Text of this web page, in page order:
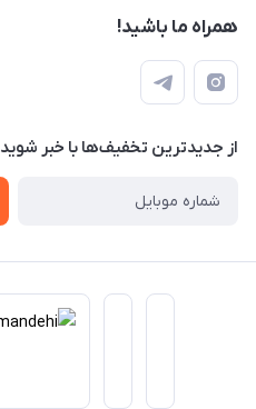
همراه ما باشید!
از جدید‌ترین تخفیف‌ها با‌ خبر شوید